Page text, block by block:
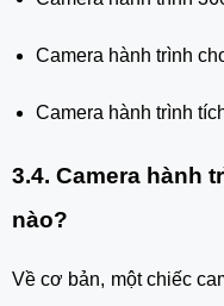
Camera hành trình
Camera hành trình
3.4. Camera hành
nào?
Về cơ bản, một chiếc